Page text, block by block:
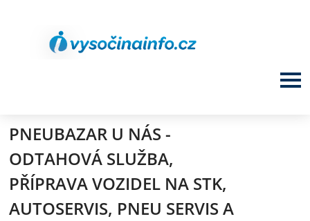
PNEUBAZAR U NÁS -
ODTAHOVÁ SLUŽBA,
PŘÍPRAVA VOZIDEL NA STK,
AUTOSERVIS, PNEU SERVIS A